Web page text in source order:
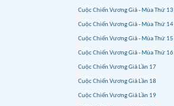
Cuộc Chiến Vương Giả - Mùa Thứ 13
Cuộc Chiến Vương Giả - Mùa Thứ 14
Cuộc Chiến Vương Giả - Mùa Thứ 15
Cuộc Chiến Vương Giả - Mùa Thứ 16
Cuộc Chiến Vương Giả Lần 17
Cuộc Chiến Vương Giả Lần 18
Cuộc Chiến Vương Giả Lần 19